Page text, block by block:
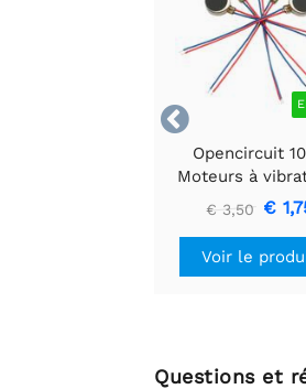

Opencircuit
Moteurs à
plates - 5
€ 3,50 €
Voir le
Questions et